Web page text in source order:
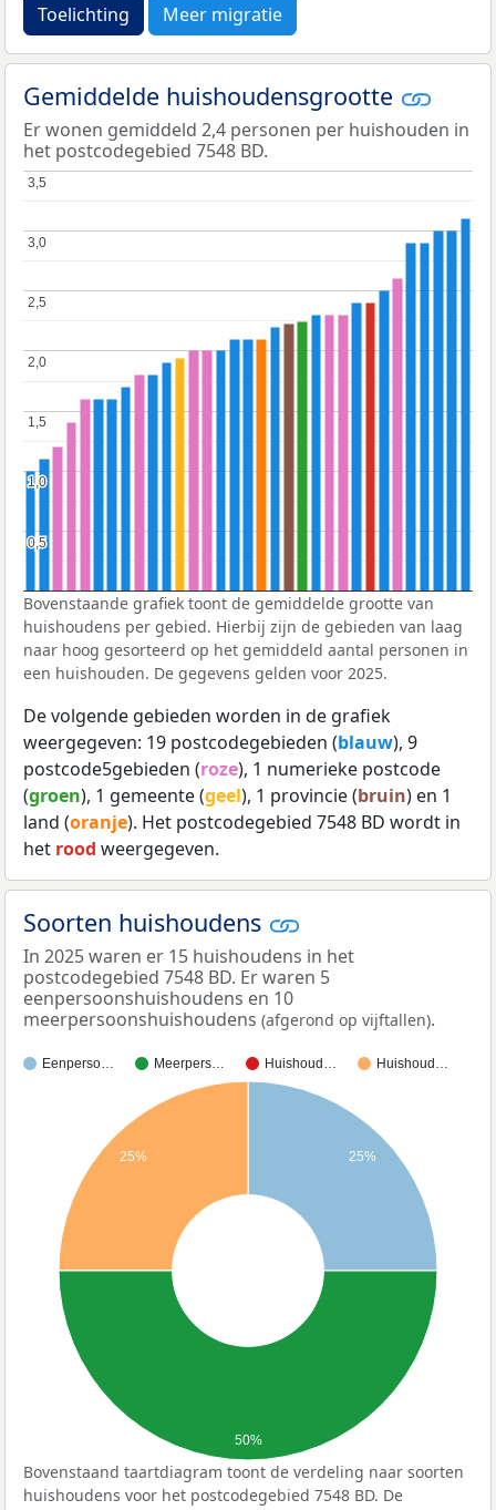
Toelichting Meer migratie
Gemiddelde huishoudensgrootte
Er wonen gemiddeld 2,4 personen per huishouden in
het postcodegebied 7548 BD.
0,5
0,5
1,0
1,0
1,5
1,5
2,0
2,0
2,5
2,5
3,0
3,0
3,5
3,5
Bovenstaande grafiek toont de gemiddelde grootte van
huishoudens per gebied. Hierbij zijn de gebieden van laag
naar hoog gesorteerd op het gemiddeld aantal personen in
een huishouden. De gegevens gelden voor 2025.
De volgende gebieden worden in de grafiek
weergegeven: 19 postcodegebieden (blauw), 9
postcode5gebieden (roze), 1 numerieke postcode
(groen), 1 gemeente (geel), 1 provincie (bruin) en 1
land (oranje). Het postcodegebied 7548 BD wordt in
het rood weergegeven.
Soorten huishoudens
In 2025 waren er 15 huishoudens in het
postcodegebied 7548 BD. Er waren 5
eenpersoonshuishoudens en 10
meerpersoonshuishoudens (afgerond op vijftallen).
Eenperso… Meerpers… Huishoud… Huishoud…
25%
25%
50%
Bovenstaand taartdiagram toont de verdeling naar soorten
huishoudens voor het postcodegebied 7548 BD. De